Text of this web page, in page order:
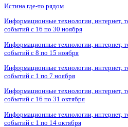
Истина где-то рядом
Информационные технологии, интернет,
событий с 16 по 30 ноября
Информационные технологии, интернет,
событий с 8 по 15 ноября
Информационные технологии, интернет,
событий с 1 по 7 ноября
Информационные технологии, интернет,
событий с 16 по 31 октября
Информационные технологии, интернет,
событий с 1 по 14 октября